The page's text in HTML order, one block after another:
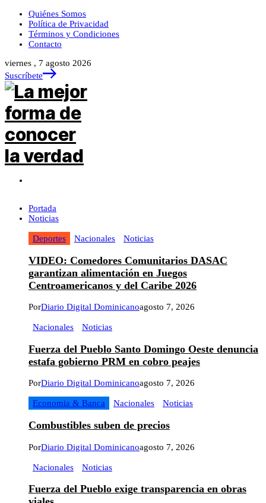
Quiénes Somos
Política de Privacidad
Términos y Condiciones
Contacto
viernes , 7 agosto 2026
Suscríbete
Portada
Noticias
Deportes Nacionales Noticias
VIDEO: Comedores Comunitarios DASAC
garantizan alimentación en Juegos
Centroamericanos y del Caribe 2026
PorDiario Digital Dominicanoagosto 7, 2026
Nacionales Noticias
Fuerza del Pueblo Santo Domingo Oeste denuncia
estafa gobierno PRM en cobro peajes
PorDiario Digital Dominicanoagosto 7, 2026
Economia & Banca Nacionales Noticias
Combustibles suben de precios
PorDiario Digital Dominicanoagosto 7, 2026
Nacionales Noticias
Fuerza del Pueblo exige transparencia en obras